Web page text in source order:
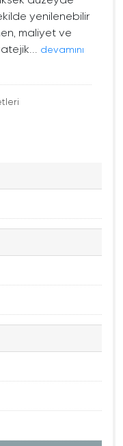
yenilenebilir
maliyet ve
devamını